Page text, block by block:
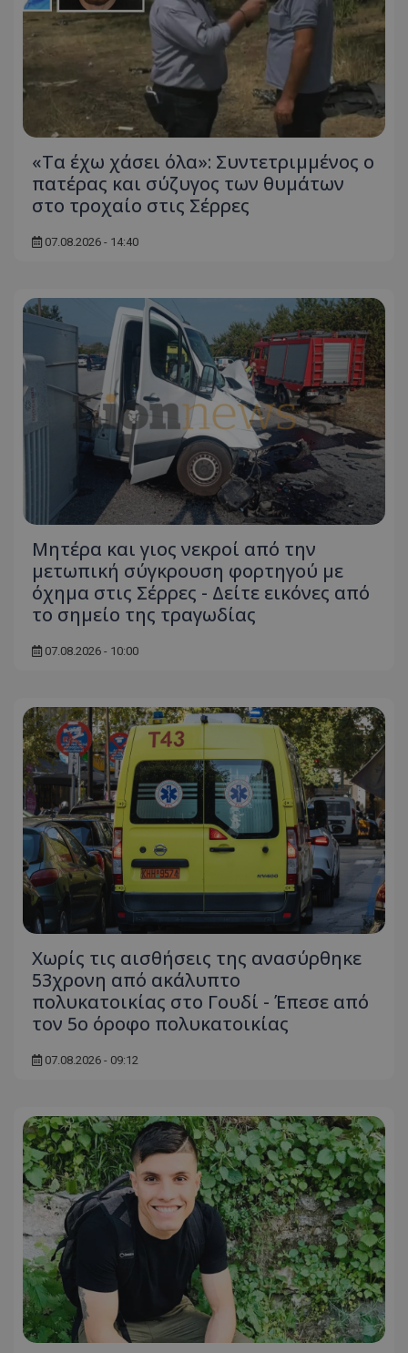
«Τα έχω χάσει όλα»: Συντετριμμένος ο
πατέρας και σύζυγος των θυμάτων
στο τροχαίο στις Σέρρες
07.08.2026 - 14:40
Μητέρα και γιος νεκροί από την
μετωπική σύγκρουση φορτηγού με
όχημα στις Σέρρες - Δείτε εικόνες από
το σημείο της τραγωδίας
07.08.2026 - 10:00
Χωρίς τις αισθήσεις της ανασύρθηκε
53χρονη από ακάλυπτο
πολυκατοικίας στο Γουδί - Έπεσε από
τον 5ο όροφο πολυκατοικίας
07.08.2026 - 09:12